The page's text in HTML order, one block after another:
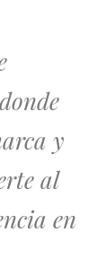
y
al
en